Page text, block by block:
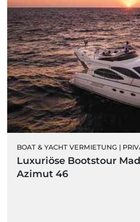
BOAT & YACHT VERMIETUNG |
Luxuriöse Bootstour
Azimut 46